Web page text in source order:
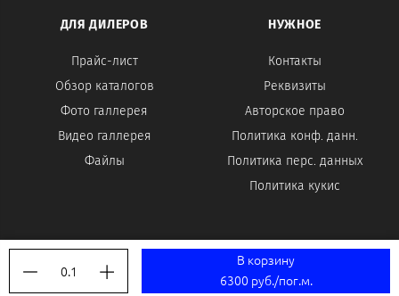
0.1
В корзину
6300 руб./пог.м.
ДЛЯ ДИЛЕРОВ
Прайс-лист
Обзор каталогов
Фото галлерея
Видео галлерея
Файлы
НУЖНОЕ
Контакты
Реквизиты
Авторское право
Политика конф. данн.
Политика перс. данных
Политика кукис
Bazium